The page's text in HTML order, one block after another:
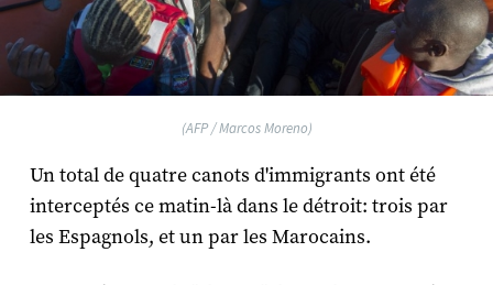
(AFP / Marcos Moreno)
Un total de quatre canots d'immigrants ont été
interceptés ce matin-là dans le détroit: trois par
les Espagnols, et un par les Marocains.